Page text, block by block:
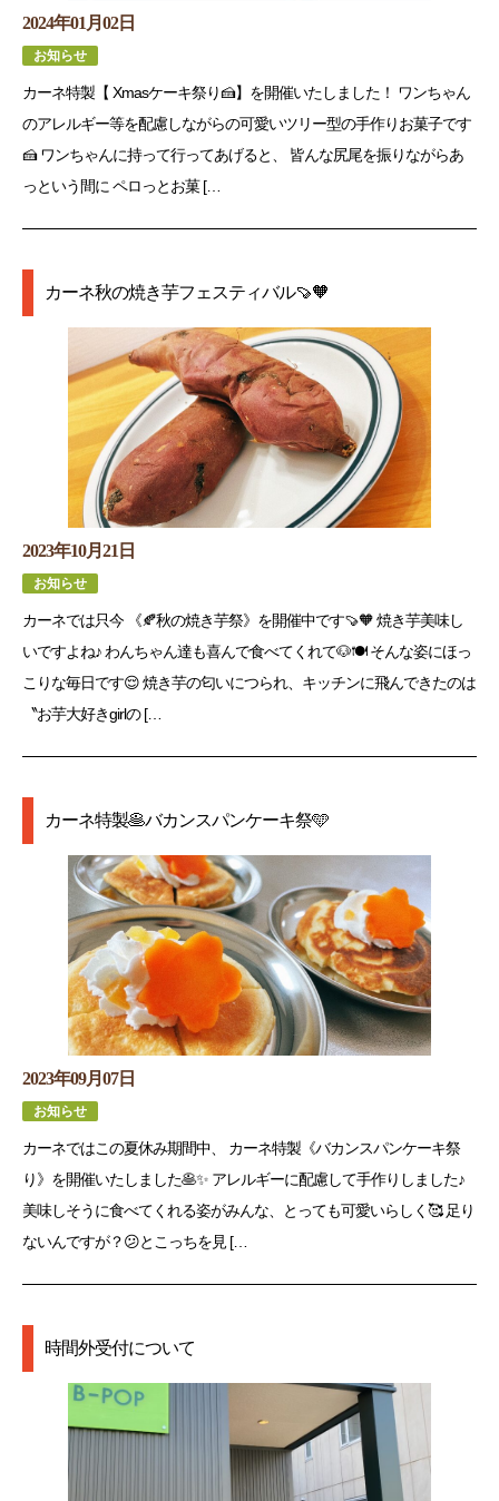
2024年01月02日
お知らせ
カーネ特製【 Xmasケーキ祭り🍰】を開催いたしました！ ワンちゃん
のアレルギー等を配慮しながらの可愛いツリー型の手作りお菓子です
🍰 ワンちゃんに持って行ってあげると、 皆んな尻尾を振りながらあ
っという間に ペロっとお菓 […
カーネ秋の焼き芋フェスティバル🍠🧡
2023年10月21日
お知らせ
カーネでは只今 《🍂秋の焼き芋祭》を開催中です🍠🧡 焼き芋美味し
いですよね♪ わんちゃん達も喜んで食べてくれて🐶🍽️ そんな姿にほっ
こりな毎日です😌 焼き芋の匂いにつられ、キッチンに飛んできたのは
〝お芋大好きgirlの […
カーネ特製🥞バカンスパンケーキ祭🩵
2023年09月07日
お知らせ
カーネではこの夏休み期間中、 カーネ特製《バカンスパンケーキ祭
り》を開催いたしました🥞✨ アレルギーに配慮して手作りしました♪
美味しそうに食べてくれる姿がみんな、とっても可愛いらしく🥰 足り
ないんですが？😕とこっちを見 […
時間外受付について